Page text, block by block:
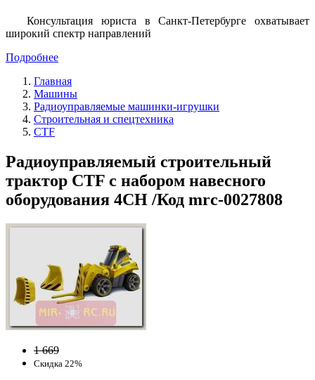
Консультация юриста в Санкт-Петербурге охватывает
широкий спектр направлений
Подробнее
Главная
Машины
Радиоуправляемые машинки-игрушки
Строительная и спецтехника
CTF
Радиоуправляемый строительный
трактор CTF с набором навесного
оборудования 4CH /Код mrc-0027808
1 669
Скидка 22%